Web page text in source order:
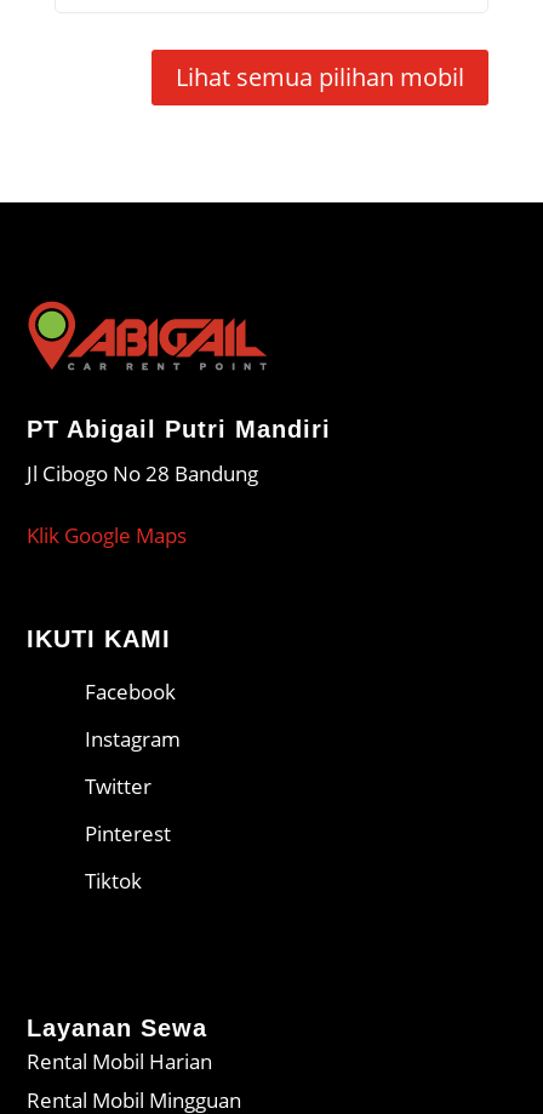
Lihat semua pilihan mobil
PT Abigail Putri Mandiri
Jl Cibogo No 28 Bandung
Klik Google Maps
IKUTI KAMI
Facebook
Instagram
Twitter
Pinterest
Tiktok
Layanan Sewa
Rental Mobil Harian
Rental Mobil Mingguan